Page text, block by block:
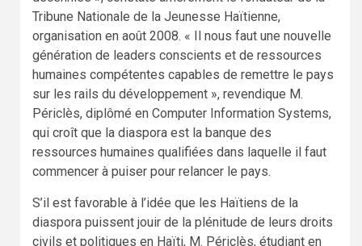
Tribune Nationale de la Jeunesse Haïtienne,
organisation en août 2008. « Il nous faut une nouvelle
génération de leaders conscients et de ressources
humaines compétentes capables de remettre le pays
sur les rails du développement », revendique M.
Périclès, diplômé en Computer Information Systems,
qui croît que la diaspora est la banque des
ressources humaines qualifiées dans laquelle il faut
commencer à puiser pour relancer le pays.
S’il est favorable à l’idée que les Haïtiens de la
diaspora puissent jouir de la plénitude de leurs droits
civils et politiques en Haïti, M. Périclès, étudiant en